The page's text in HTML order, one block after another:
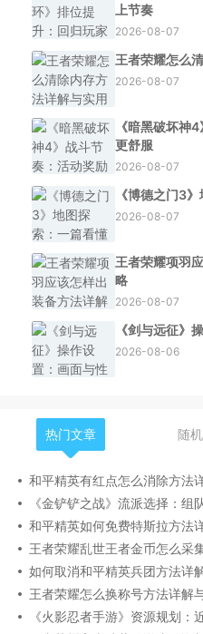
上节奏
2026-08-07
王者荣耀怎么
2026-08-07
《暗黑破坏神
更舒服
2026-08-07
《博德之门3
2026-08-07
王者荣耀项羽
略
2026-08-07
《剑与远征》
2026-08-06
热门文章 随
和平精英有红点怎么消除方法
《金铲铲之战》流派选择：组
和平精英如何免费特斯拉方法
王者荣耀乱世王者金币怎么采
如何取消和平精英兵团方法详
王者荣耀怎么换称号方法详解
《火影忍者手游》资源规划